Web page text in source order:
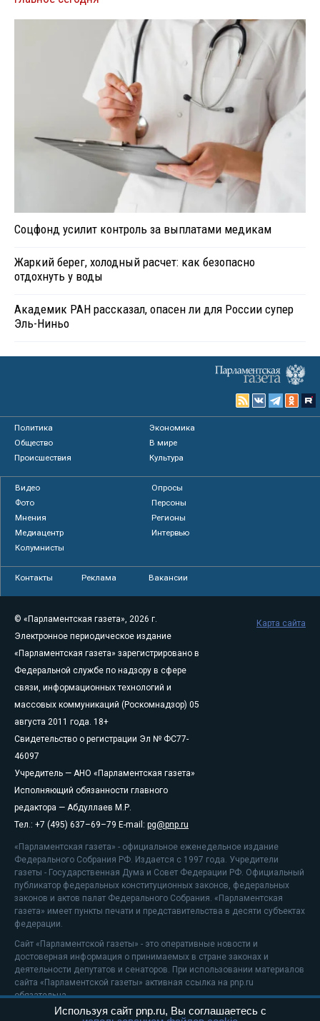
Соцфонд усилит контроль за выплатами медикам
Жаркий берег, холодный расчет: как безопасно
отдохнуть у воды
Академик РАН рассказал, опасен ли для России супер
Эль-Ниньо
Политика
Экономика
Общество
В мире
Происшествия
Культура
Видео
Опросы
Фото
Персоны
Мнения
Регионы
Медиацентр
Интервью
Колумнисты
Контакты Реклама Вакансии
© «Парламентская газета», 2026 г.
Электронное периодическое издание
«Парламентская газета» зарегистрировано в
Федеральной службе по надзору в сфере
связи, информационных технологий и
массовых коммуникаций (Роскомнадзор) 05
августа 2011 года. 18+
Свидетельство о регистрации Эл № ФС77-
46097
Учредитель — АНО «Парламентская газета»
Исполняющий обязанности главного
редактора — Абдуллаев М.Р.
Тел.: +7 (495) 637–69–79 E-mail: pg@pnp.ru
«Парламентская газета» - официальное еженедельное издание
Федерального Собрания РФ. Издается с 1997 года. Учредители
газеты - Государственная Дума и Совет Федерации РФ. Официальный
публикатор федеральных конституционных законов, федеральных
законов и актов палат Федерального Собрания. «Парламентская
газета» имеет пункты печати и представительства в десяти субъектах
федерации.
Сайт «Парламентской газеты» - это оперативные новости и
достоверная информация о принимаемых в стране законах и
деятельности депутатов и сенаторов. При использовании материалов
сайта «Парламентской газеты» активная ссылка на pnp.ru
обязательна.
На информационном ресурсе применяютсярекомендательные
Карта сайта
Используя сайт pnp.ru, Вы соглашаетесь с